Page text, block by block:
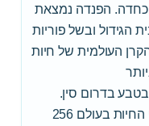
הפנדה נמצאת
הגידול ובשל פוריות
העולמית של חיות
פנדות חיות בטבע בדרום סין.
מ-1963 נולדו בשמורות הטבע ובגני החיות בעולם 256